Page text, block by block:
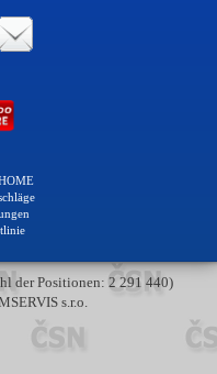
der Positionen: 2 291 440)
s.r.o.